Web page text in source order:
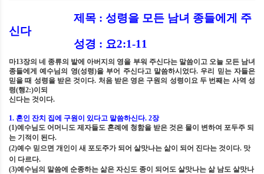
제목 : 성령을 모든 남녀 종들에게 주
신다
성경 : 요2:1-11
마13장의 네 종류의 밭에 아버지의 영을 부워 주신다는 말씀이고 오늘 모든 남녀
종들에게 예수님의 영(성령)을 부어 주신다고 말씀하시었다. 우리 믿는 자들은
믿을 때 성령을 받은 것이다. 처음 받은 영은 구원의 성령이요 두 번째는 사역 성
령(행2:)이되
신다는 것이다.
1. 혼인 잔치 집에 구원이 있다고 말씀하신다. 2장
(1)예수님도 어머니도 제자들도 혼례에 청함을 받은 것은 물이 변하여 포두주 되
는 기적이 된다.
(2)예수 믿으면 개인이 새 포도주가 되어 살맛나는 삶이 되어 진다는 것이다. 맛
이 다르다.
(3)예수님의 말씀에 순종하는 삶은 자신도 종이 되어도 살맛나는 삶 남도 살맛나